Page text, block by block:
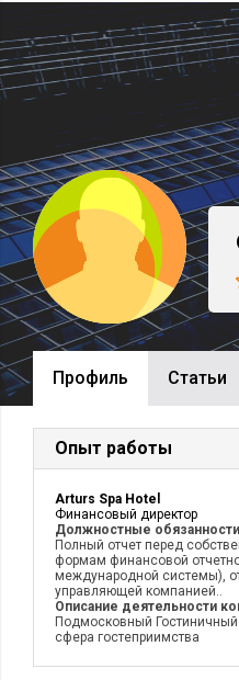
Профиль Cтатьи
Опыт работы
Arturs Spa Hotel
Финансовый директор
Должностные
Полный отчет перед
формам финансовой
международной системы),
управляющей компанией..
Описание деятельности
Подмосковный
сфера гостеприимства